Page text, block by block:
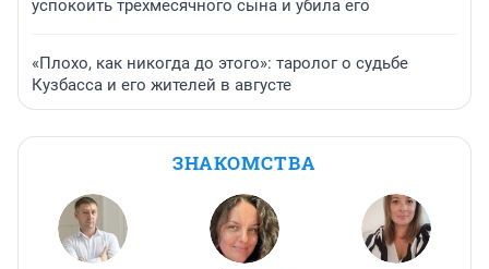
успокоить трехмесячного сына и убила его
«Плохо, как никогда до этого»: таролог о судьбе
Кузбасса и его жителей в августе
ЗНАКОМСТВА